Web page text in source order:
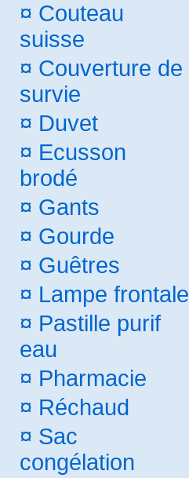
¤ Couteau
suisse
¤ Couverture de
survie
¤ Duvet
¤ Ecusson
brodé
¤ Gants
¤ Gourde
¤ Guêtres
¤ Lampe frontale
¤ Pastille purif
eau
¤ Pharmacie
¤ Réchaud
¤ Sac
congélation